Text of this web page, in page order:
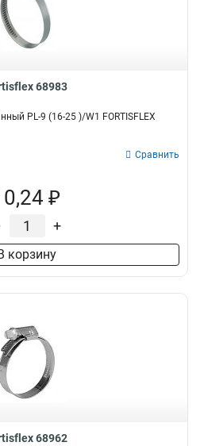
68983
PL-9 (16-25 )/W1 FORTISFLEX
Сравнить
₽
+
корзину
68962